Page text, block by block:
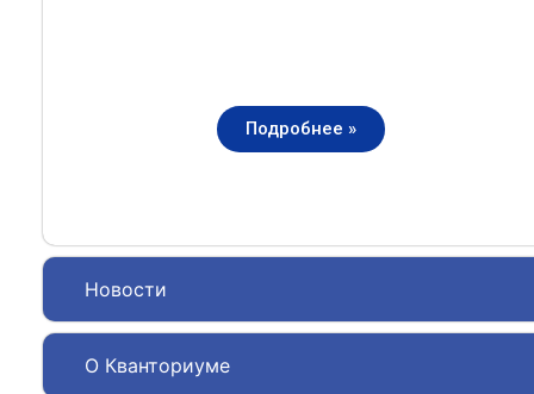
Новости
О Кванториуме
Подробнее »